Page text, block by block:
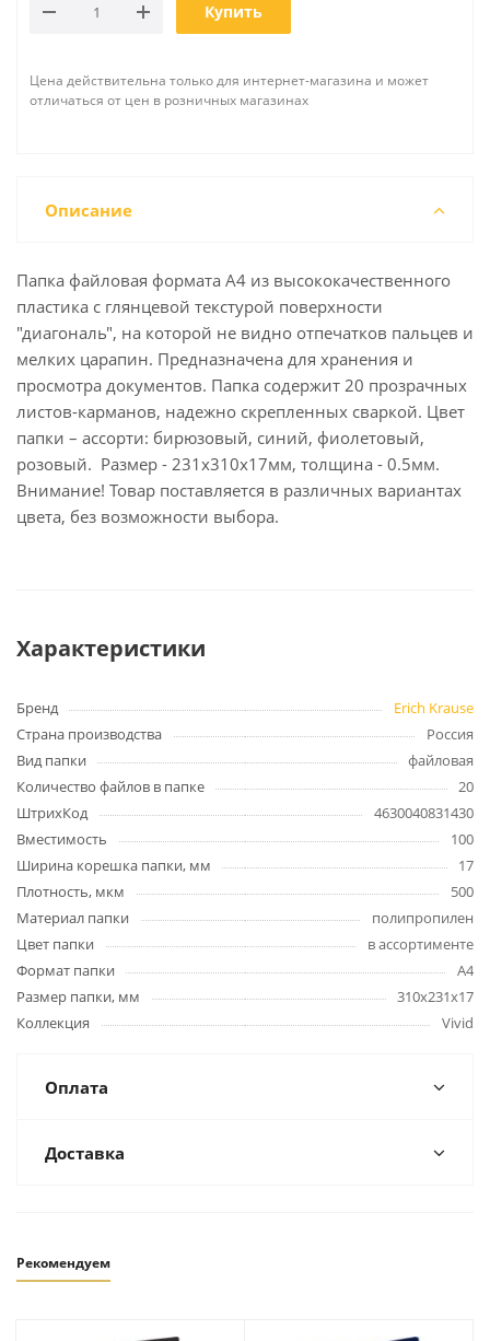
Купить
Цена действительна только для интернет-магазина и может
отличаться от цен в розничных магазинах
Описание
Папка файловая формата А4 из высококачественного
пластика с глянцевой текстурой поверхности
"диагональ", на которой не видно отпечатков пальцев и
мелких царапин. Предназначена для хранения и
просмотра документов. Папка содержит 20 прозрачных
листов-карманов, надежно скрепленных сваркой. Цвет
папки – ассорти: бирюзовый, синий, фиолетовый,
розовый. Размер - 231х310х17мм, толщина - 0.5мм.
Внимание! Товар поставляется в различных вариантах
цвета, без возможности выбора.
Характеристики
Бренд
Erich Krause
Страна производства
Россия
Вид папки
файловая
Количество файлов в папке
20
ШтрихКод
4630040831430
Вместимость
100
Ширина корешка папки, мм
17
Плотность, мкм
500
Материал папки
полипропилен
Цвет папки
в ассортименте
Формат папки
А4
Размер папки, мм
310х231х17
Коллекция
Vivid
Оплата
Доставка
Рекомендуем